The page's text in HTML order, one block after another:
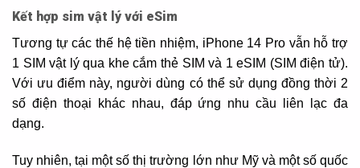
Kết hợp sim vật lý với eSim
Tương tự các thế hệ tiền nhiệm, iPhone 14 Pro vẫn hỗ trợ
1 SIM vật lý qua khe cắm thẻ SIM và 1 eSIM (SIM điện tử).
Với ưu điểm này, người dùng có thể sử dụng đồng thời 2
số điện thoại khác nhau, đáp ứng nhu cầu liên lạc đa
dạng.
Tuy nhiên, tại một số thị trường lớn như Mỹ và một số quốc